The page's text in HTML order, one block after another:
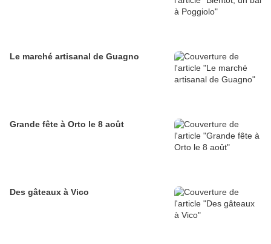
Le marché artisanal de Guagno
Grande fête à Orto le 8 août
Des gâteaux à Vico